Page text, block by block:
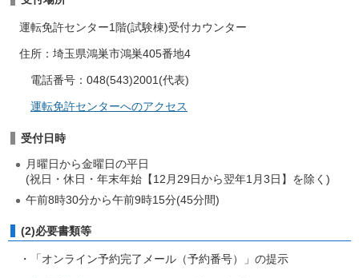
運転免許センター1階(試験棟)受付カウンター
住所：埼玉県鴻巣市鴻巣405番地4
電話番号：048(543)2001(代表)
運転免許センターへのアクセス
受付日時
月曜日から金曜日の平日
(祝日・休日・年末年始【12月29日から翌年1月3日】を除く)
午前8時30分から午前9時15分(45分間)
(2)必要書類等
・「オンライン予約完了メール（予約番号）」の提示